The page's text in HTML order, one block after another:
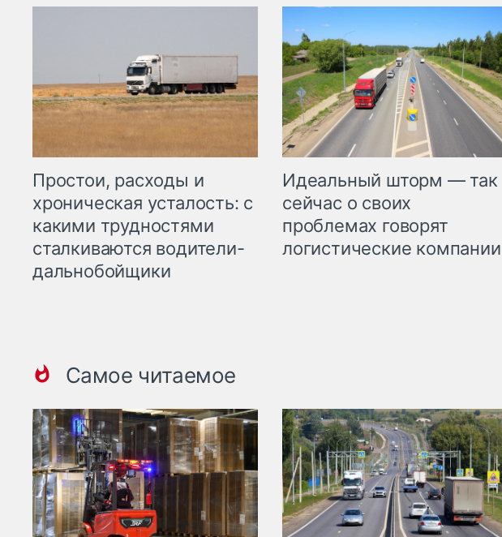
Простои, расходы и
хроническая усталость: с
какими трудностями
сталкиваются водители-
дальнобойщики
Идеальный шторм — так
сейчас о своих
проблемах говорят
логистические компании
Самое читаемое